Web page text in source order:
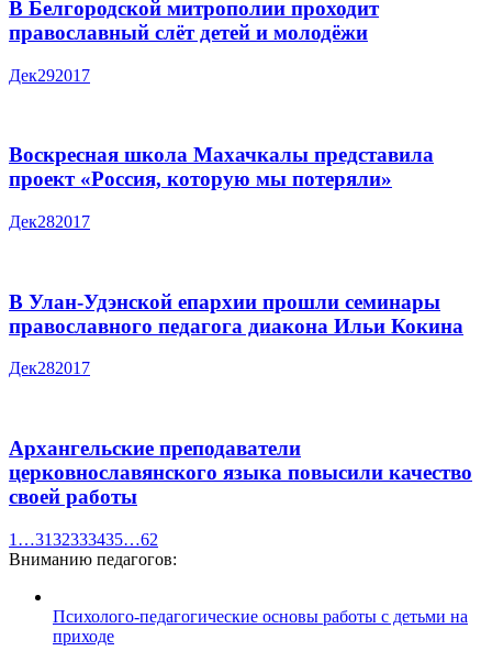
В Белгородской митрополии проходит
православный слёт детей и молодёжи
Дек292017
Воскресная школа Махачкалы представила
проект «Россия, которую мы потеряли»
Дек282017
В Улан-Удэнской епархии прошли семинары
православного педагога диакона Ильи Кокина
Дек282017
Архангельские преподаватели
церковнославянского языка повысили качество
своей работы
1 …3132333435…62
Вниманию педагогов:
Психолого-педагогические основы работы с детьми на
приходе